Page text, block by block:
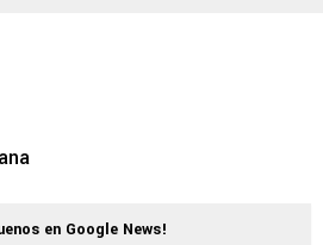
en Google News!